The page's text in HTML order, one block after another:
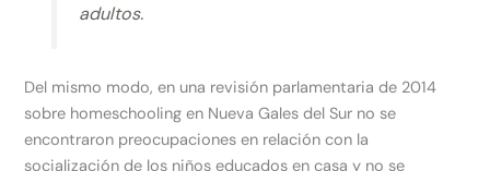
adultos.
Del mismo modo, en una revisión parlamentaria de 2014
sobre homeschooling en Nueva Gales del Sur no se
encontraron preocupaciones en relación con la
socialización de los niños educados en casa y no se